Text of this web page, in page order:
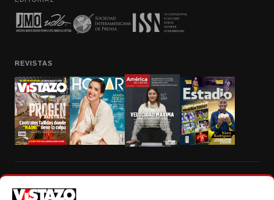
REVISTAS
autorización escrita de su titular, de todos los contenidos de Vistazo.com.